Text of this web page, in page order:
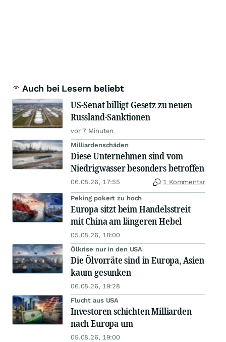
Auch bei Lesern beliebt
US-Senat billigt Gesetz zu neuen
Russland-Sanktionen
vor 7 Minuten
Milliardenschäden
Diese Unternehmen sind vom
Niedrigwasser besonders betroffen
06.08.26, 17:55 1 Kommentar
Peking pokert zu hoch
Europa sitzt beim Handelsstreit
mit China am längeren Hebel
05.08.26, 18:00
Ölkrise nur in den USA
Die Ölvorräte sind in Europa, Asien
kaum gesunken
06.08.26, 19:28
Flucht aus USA
Investoren schichten Milliarden
nach Europa um
05.08.26, 19:00